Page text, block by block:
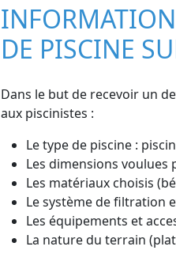
DE PISCINE
Dans le but de recevoir un
aux piscinistes :
Le type de piscine :
Les dimensions
Les matériaux choisis
Le système de filtration
Les équipements et
La nature du terrain